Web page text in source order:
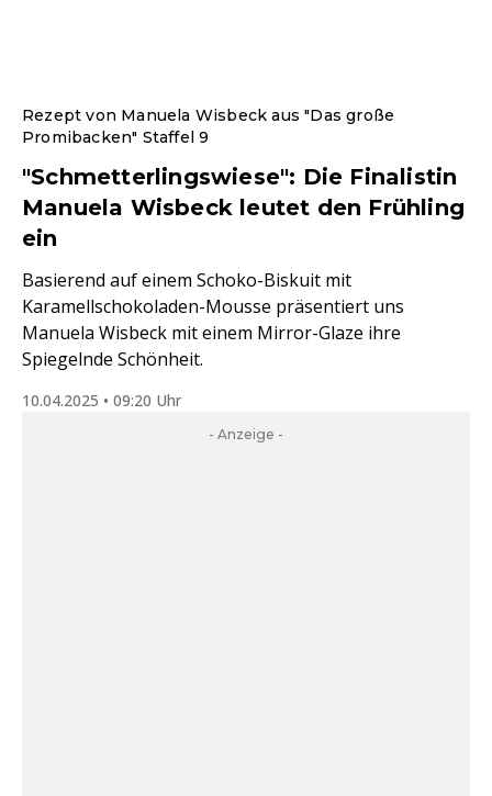
Rezept von Manuela Wisbeck aus "Das große
Promibacken" Staffel 9
"Schmetterlingswiese": Die Finalistin
Manuela Wisbeck leutet den Frühling
ein
Basierend auf einem Schoko-Biskuit mit
Karamellschokoladen-Mousse präsentiert uns
Manuela Wisbeck mit einem Mirror-Glaze ihre
Spiegelnde Schönheit.
10.04.2025 • 09:20 Uhr
- Anzeige -